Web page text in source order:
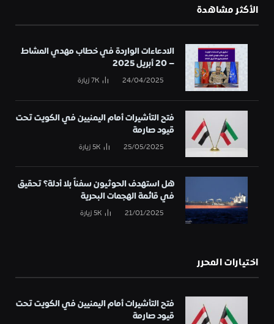
الأكثر مشاهدة
الادعاءات الواردة في خطاب مهدي المشاط
– 20 أبريل 2025
24/04/2025
7Kزيارة
فتح التأشيرات أمام اليمنيين في الكويت تحت
قيود صارمة
25/05/2025
5Kزيارة
هل استهدف الحوثيون سفناً بلا أدلة؟ تحقيق
في قائمة الهجمات البحرية
21/01/2025
5Kزيارة
اختيارات المحرر
فتح التأشيرات أمام اليمنيين في الكويت تحت
قيود صارمة